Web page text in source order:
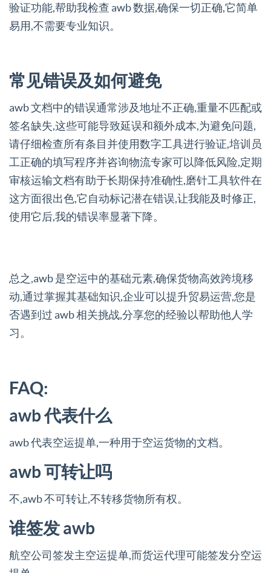
验证功能,帮助我检查 awb 数据,确保一切正确,它简单
易用,不需要专业知识。
常见错误及如何避免
awb 文档中的错误通常涉及地址不正确,重量不匹配或
签名缺失,这些可能导致延误和额外成本,为避免问题,
请仔细检查所有条目并使用数字工具进行验证,培训员
工正确的填写程序并咨询物流专家可以降低风险,定期
审核运输文档有助于长期保持准确性,磨针工具软件在
这方面很出色,它自动标记潜在错误,让我能及时修正,
使用它后,我的错误率显著下降。
总之,awb 是空运中的基础元素,确保货物高效跨境移
动,通过掌握其基础知识,企业可以提升贸易运营,您是
否遇到过 awb 相关挑战,分享您的经验以帮助他人学
习。
FAQ:
awb 代表什么
awb 代表空运提单,一种用于空运货物的文档。
awb 可转让吗
不,awb 不可转让,不转移货物所有权。
谁签发 awb
航空公司签发主空运提单,而货运代理可能签发分空运